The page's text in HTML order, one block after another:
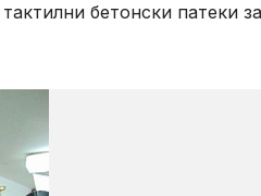
бетонски патеки